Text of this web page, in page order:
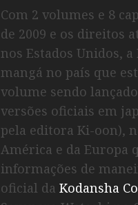
Com 2 volumes e 8
de 2009 e os direitos
nos Estados Unidos,
mangá no país que
volume sendo
versões oficiais em
pela editora Ki-oon),
América e da Europa
informações de
oficial da Kodansha